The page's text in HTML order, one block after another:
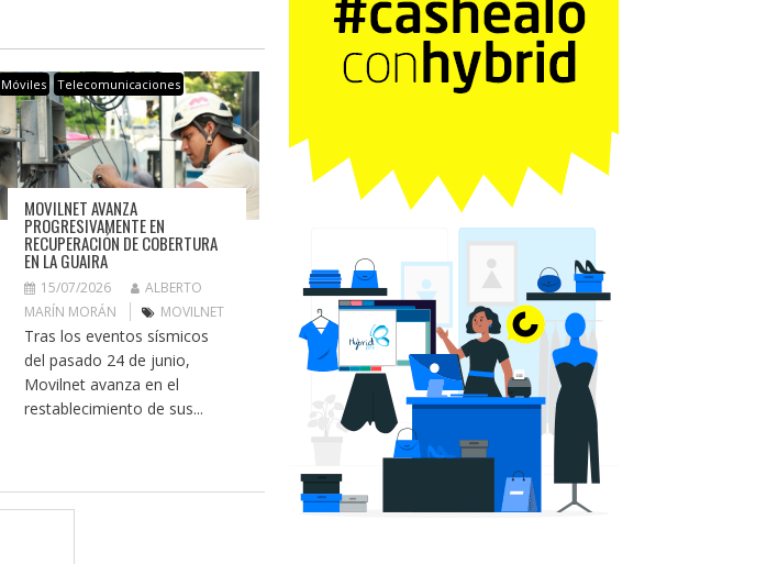
Móviles Telecomunicaciones
MOVILNET AVANZA
PROGRESIVAMENTE EN
RECUPERACIÓN DE COBERTURA
EN LA GUAIRA
15/07/2026
ALBERTO
MARÍN MORÁN
MOVILNET
Tras los eventos sísmicos
del pasado 24 de junio,
Movilnet avanza en el
restablecimiento de sus...